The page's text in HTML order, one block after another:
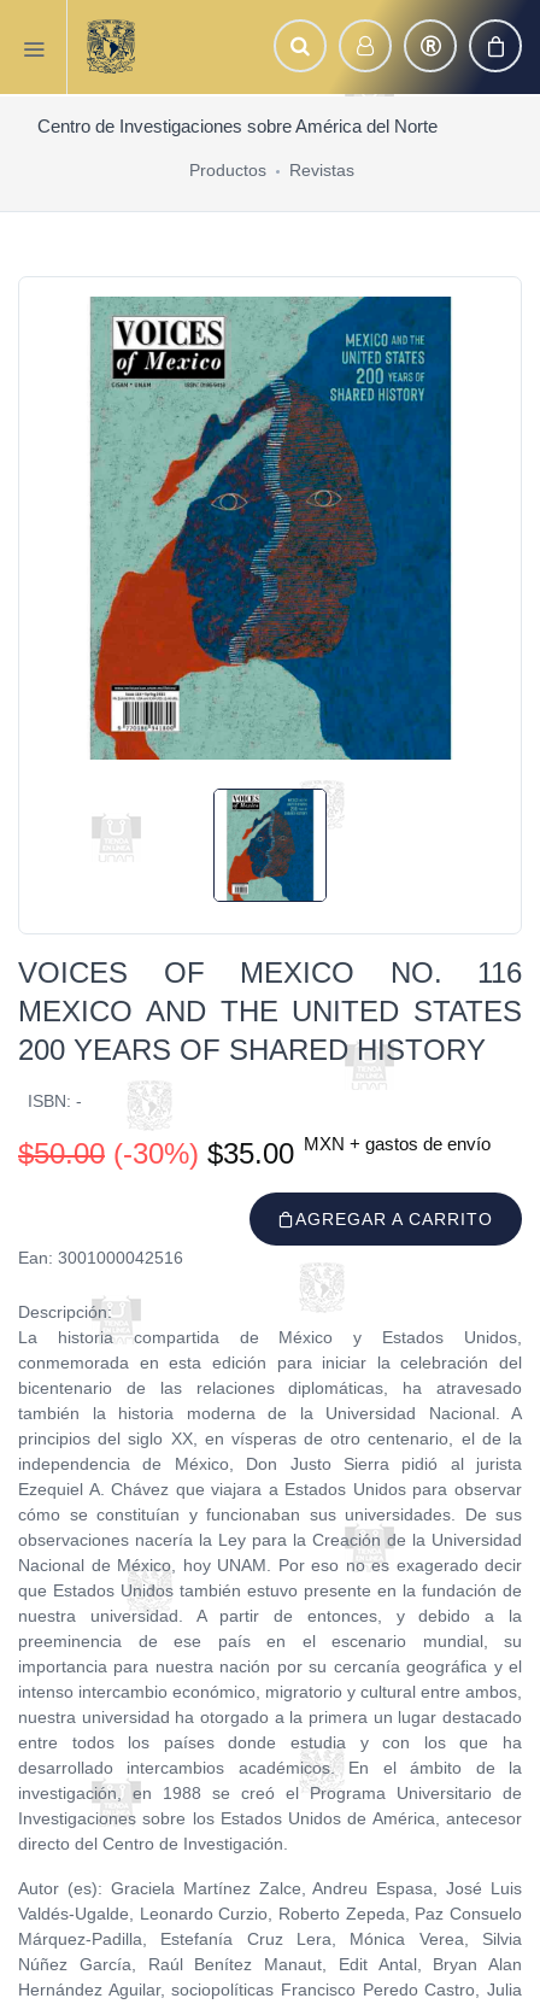
Centro de Investigaciones sobre América del Norte
Productos Revistas
VOICES OF MEXICO NO. 116
MEXICO AND THE UNITED STATES
200 YEARS OF SHARED HISTORY
ISBN: -
$50.00 (-30%) $35.00 MXN + gastos de envío
AGREGAR A CARRITO
Ean: 3001000042516
Descripción:
La historia compartida de México y Estados Unidos,
conmemorada en esta edición para iniciar la celebración del
bicentenario de las relaciones diplomáticas, ha atravesado
también la historia moderna de la Universidad Nacional. A
principios del siglo XX, en vísperas de otro centenario, el de la
independencia de México, Don Justo Sierra pidió al jurista
Ezequiel A. Chávez que viajara a Estados Unidos para observar
cómo se constituían y funcionaban sus universidades. De sus
observaciones nacería la Ley para la Creación de la Universidad
Nacional de México, hoy UNAM. Por eso no es exagerado decir
que Estados Unidos también estuvo presente en la fundación de
nuestra universidad. A partir de entonces, y debido a la
preeminencia de ese país en el escenario mundial, su
importancia para nuestra nación por su cercanía geográfica y el
intenso intercambio económico, migratorio y cultural entre ambos,
nuestra universidad ha otorgado a la primera un lugar destacado
entre todos los países donde estudia y con los que ha
desarrollado intercambios académicos. En el ámbito de la
investigación, en 1988 se creó el Programa Universitario de
Investigaciones sobre los Estados Unidos de América, antecesor
directo del Centro de Investigación.
Autor (es): Graciela Martínez Zalce, Andreu Espasa, José Luis
Valdés-Ugalde, Leonardo Curzio, Roberto Zepeda, Paz Consuelo
Márquez-Padilla, Estefanía Cruz Lera, Mónica Verea, Silvia
Núñez García, Raúl Benítez Manaut, Edit Antal, Bryan Alan
Hernández Aguilar, sociopolíticas Francisco Peredo Castro, Julia